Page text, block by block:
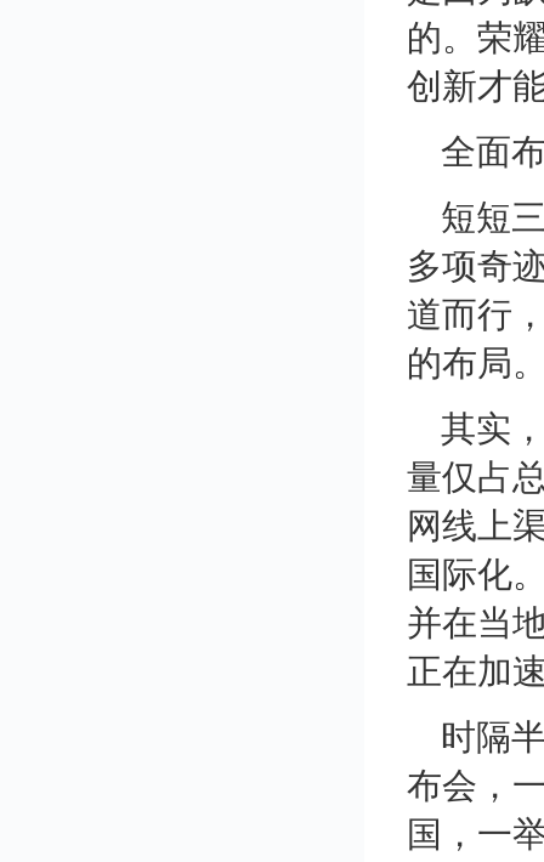
的。荣
创新才
全面
短短
多项奇
道而行
的布局
其实
量仅占
网线上
国际化
并在当
正在加
时隔
布会，
国，一